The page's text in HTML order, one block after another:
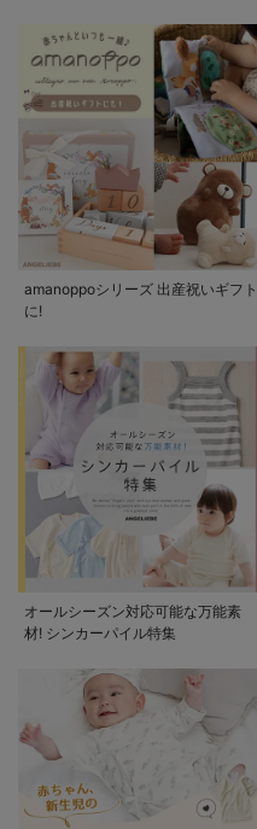
amanoppoシリーズ 出産祝いギフト
に!
オールシーズン対応可能な万能素
材! シンカーパイル特集